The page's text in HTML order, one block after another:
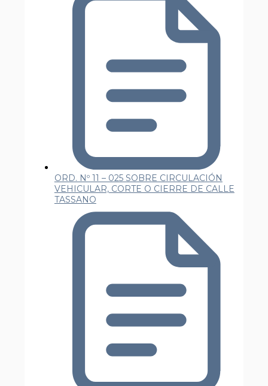
ORD. Nº 11 – 025 SOBRE CIRCULACIÓN
VEHICULAR, CORTE O CIERRE DE CALLE
TASSANO